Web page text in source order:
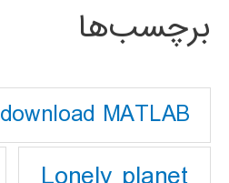
برچسب‌ها
download MATLAB